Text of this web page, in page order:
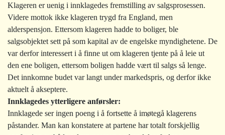
Klageren er uenig i innklagedes fremstilling av salgsprosessen.
Videre mottok ikke klageren trygd fra England, men
alderspensjon. Ettersom klageren hadde to boliger, ble
salgsobjektet sett på som kapital av de engelske myndighetene. De
var derfor interessert i å finne ut om klageren tjente på å leie ut
den ene boligen, ettersom boligen hadde vært til salgs så lenge.
Det innkomne budet var langt under markedspris, og derfor ikke
aktuelt å akseptere.
Innklagedes ytterligere anførsler:
Innklagede ser ingen poeng i å fortsette å imøtegå klagerens
påstander. Man kan konstatere at partene har totalt forskjellig